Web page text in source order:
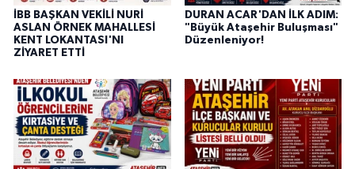
İBB BAŞKAN VEKİLİ NURİ
ASLAN ÖRNEK MAHALLESİ
KENT LOKANTASI'NI
ZİYARET ETTİ
DURAN ACAR'DAN İLK ADIM:
"Büyük Ataşehir Buluşması"
Düzenleniyor!